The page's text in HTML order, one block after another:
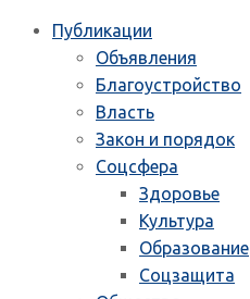
Публикации
Объявления
Благоустройство
Власть
Закон и порядок
Соцсфера
Здоровье
Культура
Образование
Соцзащита